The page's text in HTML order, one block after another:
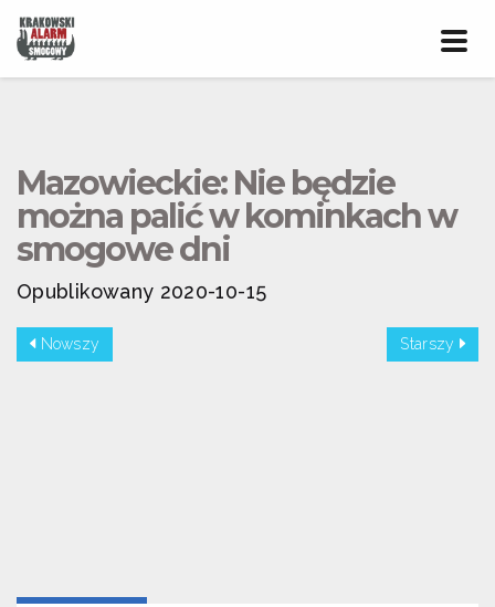
Mazowieckie: Nie będzie
można palić w kominkach w
smogowe dni
Opublikowany 2020-10-15
Nowszy Starszy